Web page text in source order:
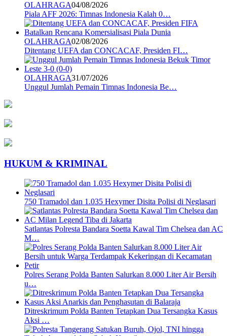
OLAHRAGA04/08/2026
Piala AFF 2026: Timnas Indonesia Kalah 0…
OLAHRAGA02/08/2026
Ditentang UEFA dan CONCACAF, Presiden FI…
OLAHRAGA31/07/2026
Unggul Jumlah Pemain Timnas Indonesia Be…
HUKUM & KRIMINAL
750 Tramadol dan 1.035 Hexymer Disita Polisi di Neglasari
Satlantas Polresta Bandara Soetta Kawal Tim Chelsea dan AC
M…
Polres Serang Polda Banten Salurkan 8.000 Liter Air Bersih
u…
Ditreskrimum Polda Banten Tetapkan Dua Tersangka Kasus
Aksi …